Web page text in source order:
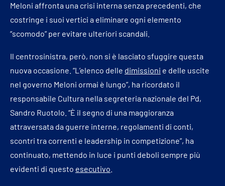
Meloni affronta una crisi interna senza precedenti, che
costringe i suoi vertici a eliminare ogni elemento
“scomodo” per evitare ulteriori scandali.
Il centrosinistra, però, non si è lasciato sfuggire questa
nuova occasione. “L’elenco delle dimissioni e delle uscite
nel governo Meloni ormai è lungo”, ha ricordato il
responsabile Cultura nella segreteria nazionale del Pd,
Sandro Ruotolo. “È il segno di una maggioranza
attraversata da guerre interne, regolamenti di conti,
scontri tra correnti e leadership in competizione”, ha
continuato, mettendo in luce i punti deboli sempre più
evidenti di questo esecutivo